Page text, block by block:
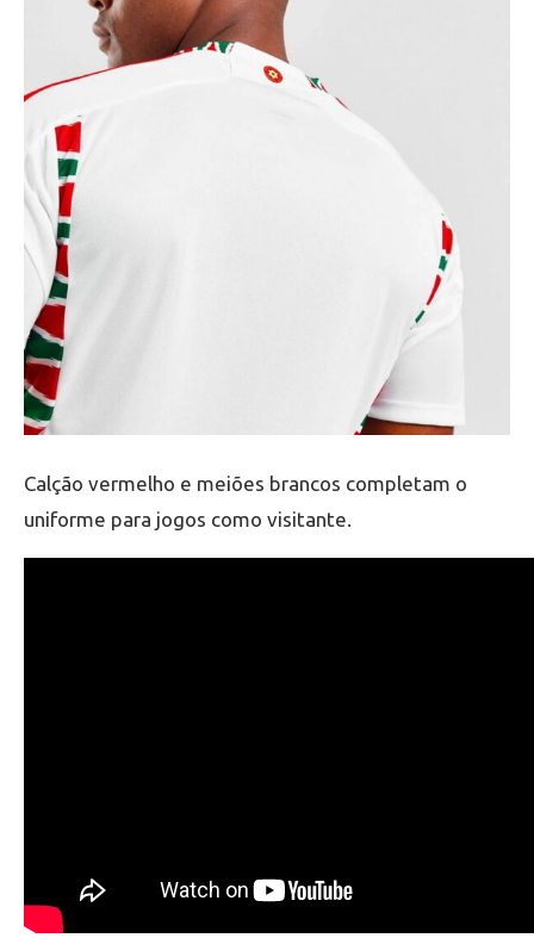
Calção vermelho e meiões brancos completam o
uniforme para jogos como visitante.